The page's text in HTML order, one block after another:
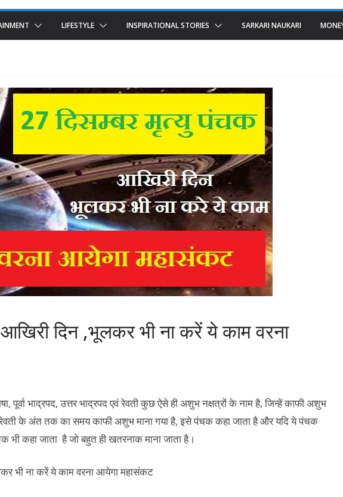
LIFESTYLE INSPIRATIONAL STORIES SARKARI NAUKARI
दिन ,भूलकर भी ना करें ये काम वरना
पूर्वा भाद्रपद, उत्तर भाद्रपद एवं रेवती कुछ ऐसे ही अशुभ नक्षत्रों के नाम है, जिन्हें काफी अशुभ
रेवती के अंत तक का समय काफी अशुभ माना गया है, इसे पंचक कहा जाता है और यदि ये पंचक
कहा जाता है जो बहुत ही खतरनाक माना जाता है।